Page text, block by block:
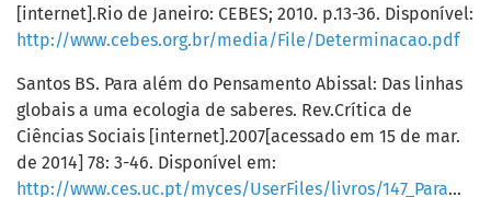
[internet].Rio de Janeiro: CEBES; 2010. p.13-36. Disponível:
http://www.cebes.org.br/media/File/Determinacao.pdf
Santos BS. Para além do Pensamento Abissal: Das linhas
globais a uma ecologia de saberes. Rev.Crítica de
Ciências Sociais [internet].2007[acessado em 15 de mar.
de 2014] 78: 3-46. Disponível em:
http://www.ces.uc.pt/myces/UserFiles/livros/147_Para%20alem%20do%20pensamento%20abissal_RCCS78.pdf